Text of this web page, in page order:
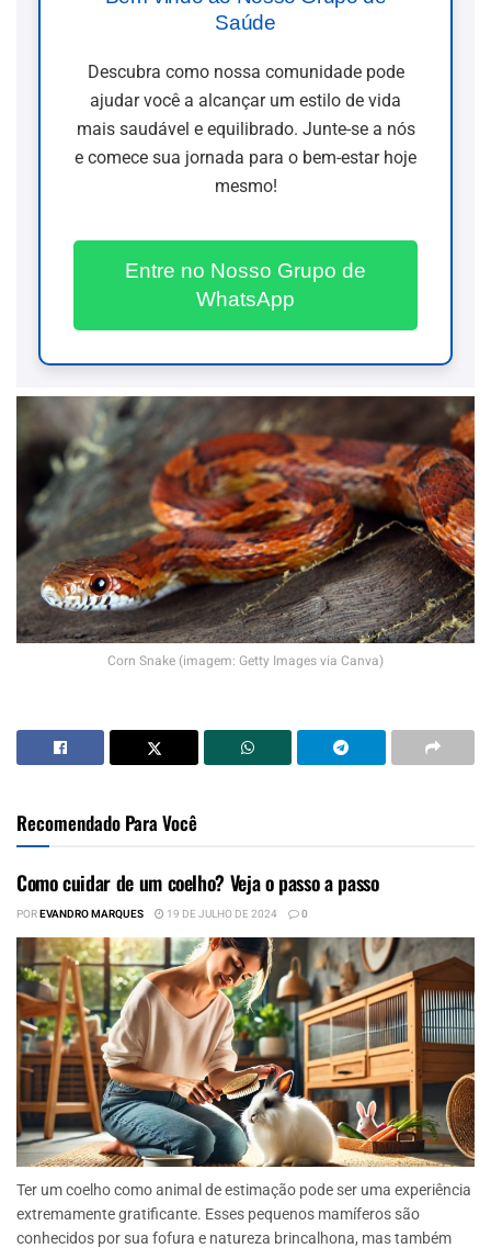
Saúde
Descubra como nossa comunidade pode
ajudar você a alcançar um estilo de vida
mais saudável e equilibrado. Junte-se a nós
e comece sua jornada para o bem-estar hoje
mesmo!
Entre no Nosso Grupo de
WhatsApp
Corn Snake (imagem: Getty Images via Canva)
Recomendado Para Você
Como cuidar de um coelho? Veja o passo a passo
POREVANDRO MARQUES 19 DE JULHO DE 2024 0
Ter um coelho como animal de estimação pode ser uma experiência
extremamente gratificante. Esses pequenos mamíferos são
conhecidos por sua fofura e natureza brincalhona, mas também